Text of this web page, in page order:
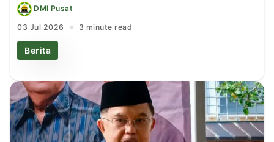
DMI Pusat
03 Jul 2026 3 minute read
Berita